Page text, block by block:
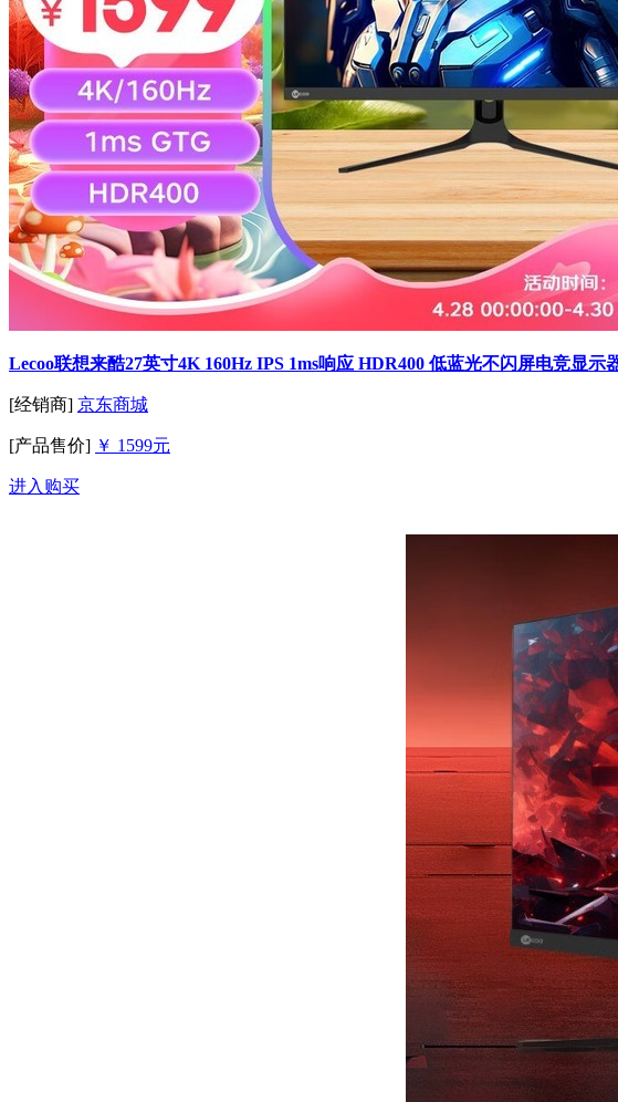
Lecoo联想来酷27英寸4K 160Hz IPS 1ms响应 HDR400 低蓝光不闪屏电竞显示
[经销商] 京东商城
[产品售价] ￥ 1599元
进入购买